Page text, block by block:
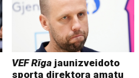
VEF Rīga jaunizveidoto
sporta direktora amatu